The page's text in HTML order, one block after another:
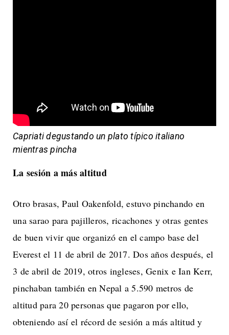
Capriati degustando un plato típico italiano
mientras pincha
La sesión a más altitud
Otro brasas, Paul Oakenfold, estuvo pinchando en
una sarao para pajilleros, ricachones y otras gentes
de buen vivir que organizó en el campo base del
Everest el 11 de abril de 2017. Dos años después, el
3 de abril de 2019, otros ingleses, Genix e Ian Kerr,
pinchaban también en Nepal a 5.590 metros de
altitud para 20 personas que pagaron por ello,
obteniendo así el récord de sesión a más altitud y